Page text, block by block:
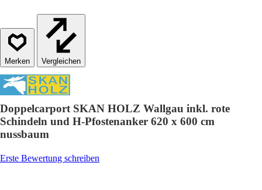
Vergleichen
Doppelcarport SKAN HOLZ Wallgau inkl. rote
Schindeln und H-Pfostenanker 620 x 600 cm
nussbaum
Erste Bewertung schreiben